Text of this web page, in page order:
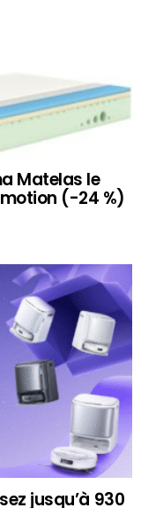
Matelas le
(-24 %)
jusqu’à 930